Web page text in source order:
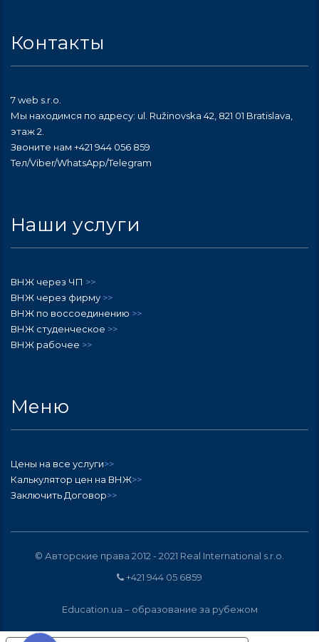
Контакты
7 web s.r.o.
Мы находимся по адресу: ul. Ružinovska 42, 821 01 Bratislava,
этаж 2.
Звоните нам +421 944 056 859
Тел/Viber/WhatsApp/Telegram
Наши услуги
ВНЖ через ЧП >>
ВНЖ через фирму >>
ВНЖ по воссоединению >>
ВНЖ студенческое >>
ВНЖ рабочее >>
Меню
Цены на все услуги>>
Калькулятор цен на ВНЖ>>
Заключить Договор>>
© Авторские права 2012 - 2021 Real International s.r.o.
+421 944 05 6859
Education.ua – образование за рубежом